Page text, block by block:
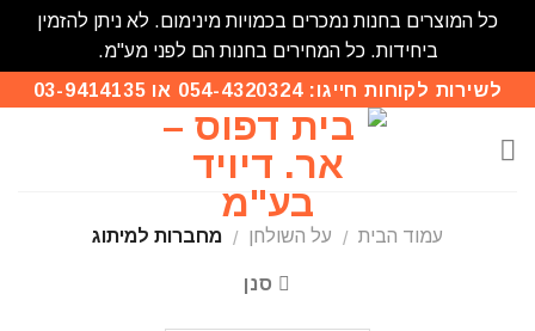
כל המוצרים בחנות נמכרים בכמויות מינימום. לא ניתן להזמין
ביחידות. כל המחירים בחנות הם לפני מע"מ.
Skip
content
לשירות לקוחות חייגו: 054-4320324 או 03-9414135
עמוד הבית / על השולחן / מחברות למיתוג
סנן